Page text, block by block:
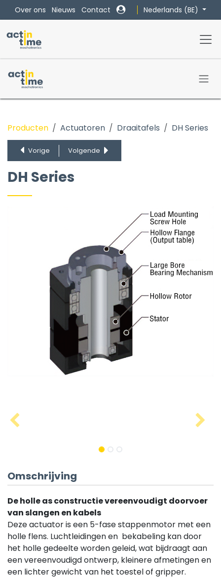
Overslaan naar inhoud
Over ons Nieuws Contact Nederlands (BE)
DH Series
Producten Actuatoren Draaitafels DH Series
Vorige Volgende
DH Series
Omschrijving
De holle as constructie vereenvoudigt doorvoer
van slangen en kabels
Deze actuator is een 5-fase stappenmotor met een
holle flens. Luchtleidingen en bekabeling kan door
het holle gedeelte worden geleid, wat bijdraagt aan
een vereenvoudigd ontwerp, kleinere afmetingen en
een lichter gewicht van het toestel of gripper.